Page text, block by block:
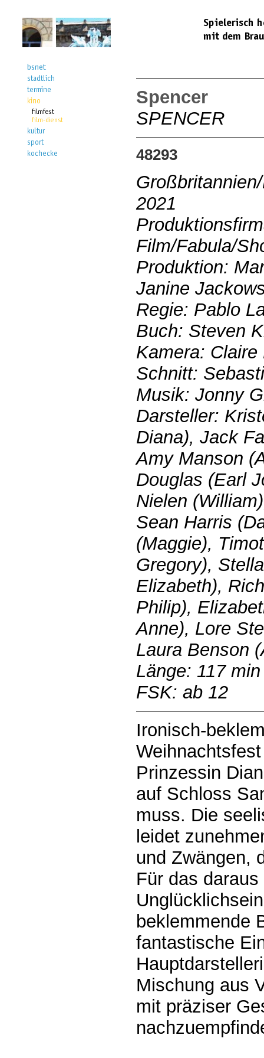
Spencer
SPENCER
48293
2021
Film/Fabula/
Produktion:
Janine
Regie: Pablo
Buch: Steven
Kamera: Claire
Schnitt:
Musik: Jonny
Darsteller:
Diana), Jack
Amy Manson
Douglas (Earl
Nielen
Sean Harris
(Maggie),
Gregory),
Elizabeth),
Philip),
Anne), Lore
Laura Benson
Länge: 117 min
FSK: ab 12
Ironisch-
Prinzessin
auf Schloss
muss. Die
leidet
und Zwängen,
Für das
beklemmende
fantastische
Mischung aus
mit präziser